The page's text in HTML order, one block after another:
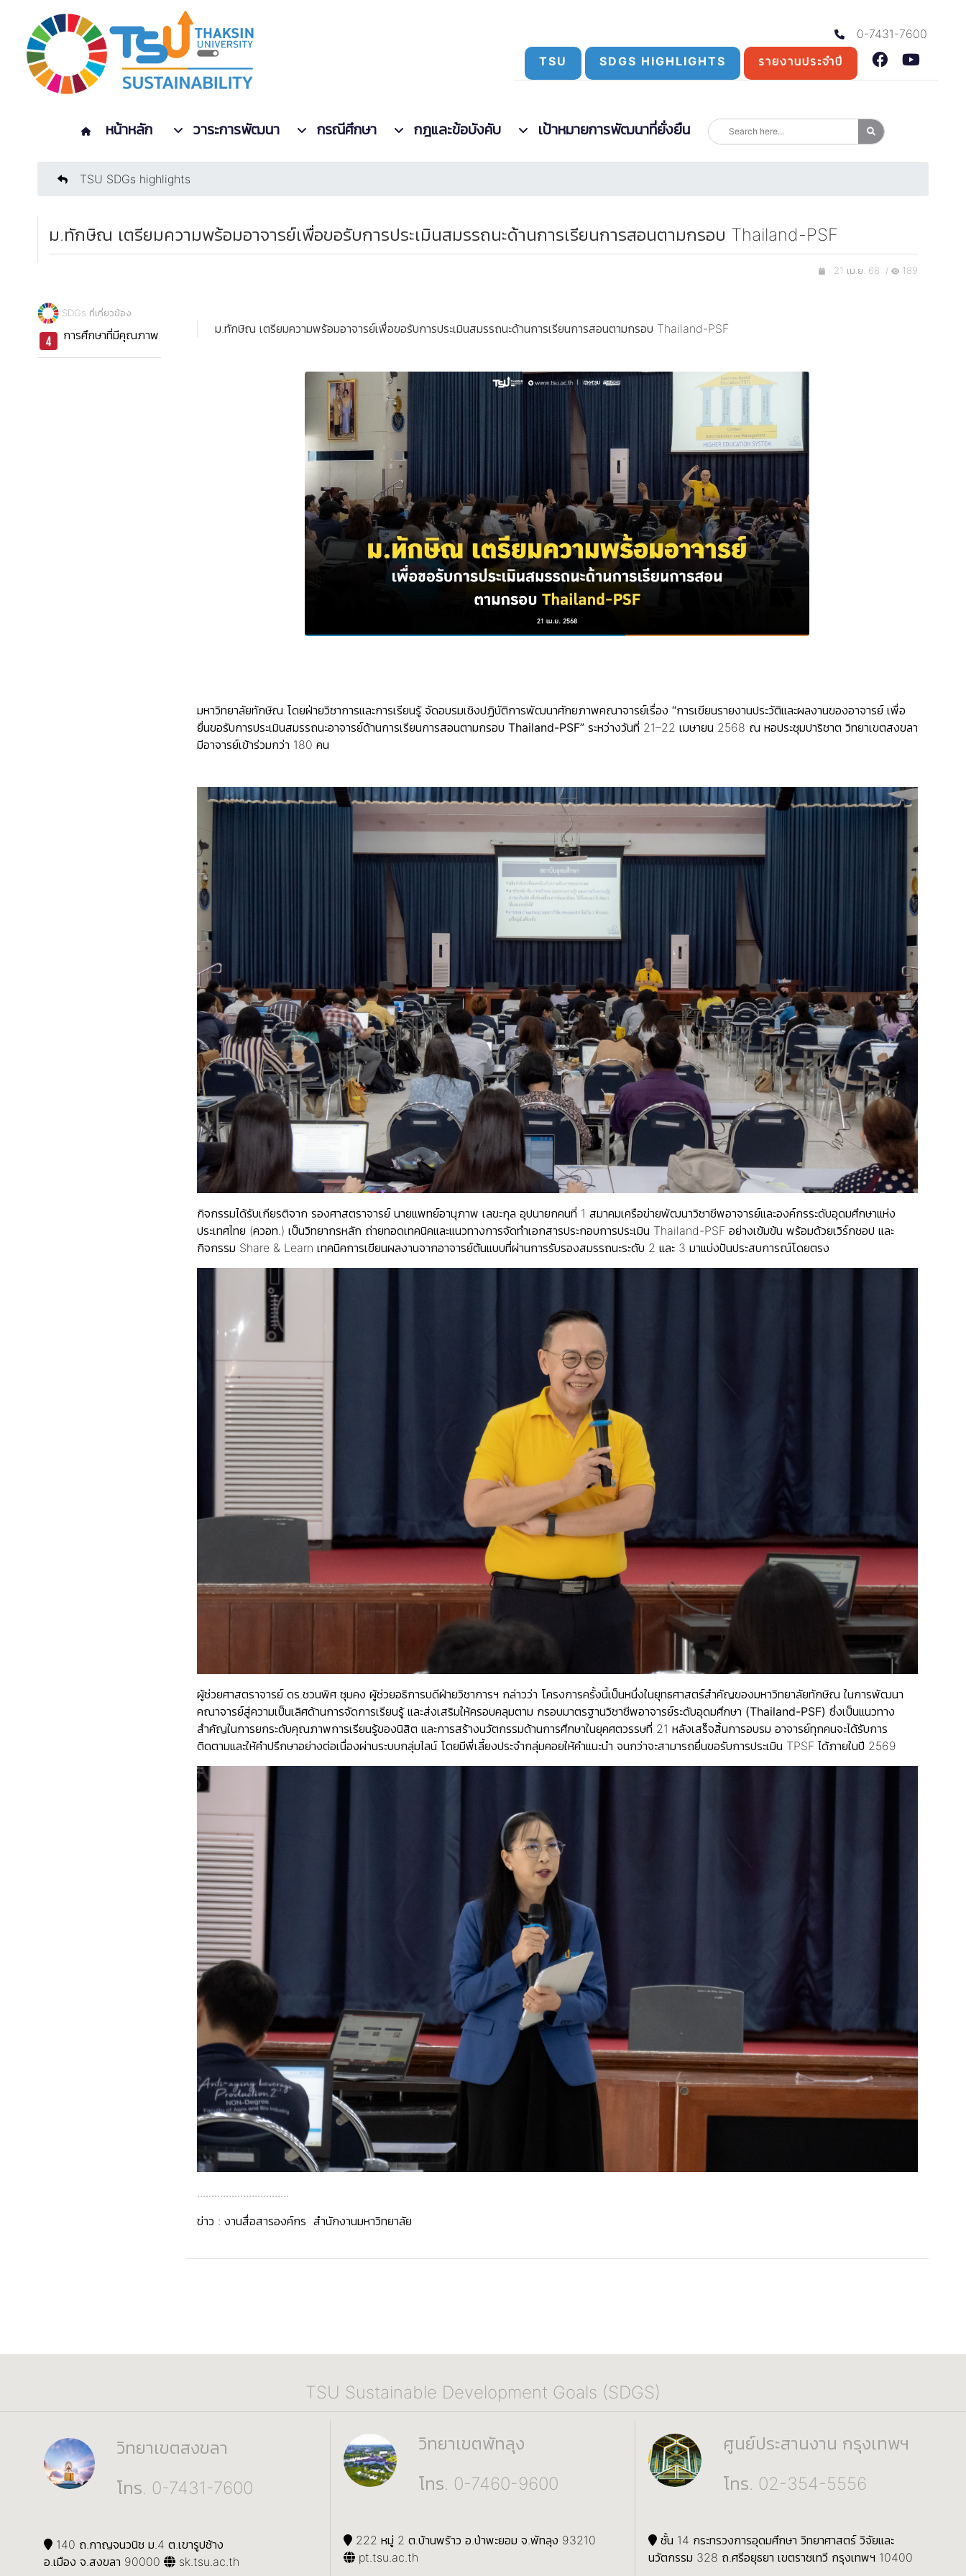
0-7431-7600
TSU
SDGS HIGHLIGHTS รายงานประจำปี
หน้าหลัก วาระการพัฒนา กรณีศึกษา กฎและข้อบังคับ เป้าหมายการพัฒนาที่ยั่งยืน
TSU SDGs highlights
ม.ทักษิณ เตรียมความพร้อมอาจารย์เพื่อขอรับการประเมินสมรรถนะด้านการเรียนการสอนตามกรอบ Thailand-PSF
21 เม.ย. 68 / 189
SDGs ที่เกี่ยวข้อง
การศึกษาที่มีคุณภาพ ม.ทักษิณ เตรียมความพร้อมอาจารย์เพื่อขอรับการประเมินสมรรถนะด้านการเรียนการสอนตามกรอบ Thailand-PSF
มหาวิทยาลัยทักษิณ โดยฝ่ายวิชาการและการเรียนรู้ จัดอบรมเชิงปฏิบัติการพัฒนาศักยภาพคณาจารย์เรื่อง “การเขียนรายงานประวัติและผลงานของอาจารย์ เพื่อ
ยื่นขอรับการประเมินสมรรถนะอาจารย์ด้านการเรียนการสอนตามกรอบ Thailand-PSF”ระหว่างวันที่ 21–22 เมษายน 2568 ณ หอประชุมปาริชาต วิทยาเขตสงขลา
มีอาจารย์เข้าร่วมกว่า 180 คน
กิจกรรมได้รับเกียรติจาก รองศาสตราจารย์ นายแพทย์อานุภาพ เลขะกุล อุปนายกคนที่ 1 สมาคมเครือข่ายพัฒนาวิชาชีพอาจารย์และองค์กรระดับอุดมศึกษาแห่ง
ประเทศไทย (ควอท.) เป็นวิทยากรหลัก ถ่ายทอดเทคนิคและแนวทางการจัดทำเอกสารประกอบการประเมิน Thailand-PSF อย่างเข้มข้น พร้อมด้วยเวิร์กชอป และ
กิจกรรม Share & Learn เทคนิคการเขียนผลงานจากอาจารย์ต้นแบบที่ผ่านการรับรองสมรรถนะระดับ 2 และ 3 มาแบ่งปันประสบการณ์โดยตรง
ผู้ช่วยศาสตราจารย์ ดร.ชวนพิศ ชุมคง ผู้ช่วยอธิการบดีฝ่ายวิชาการฯ กล่าวว่า โครงการครั้งนี้เป็นหนึ่งในยุทธศาสตร์สำคัญของมหาวิทยาลัยทักษิณ ในการพัฒนา
คณาจารย์สู่ความเป็นเลิศด้านการจัดการเรียนรู้ และส่งเสริมให้ครอบคลุมตาม กรอบมาตรฐานวิชาชีพอาจารย์ระดับอุดมศึกษา (Thailand-PSF) ซึ่งเป็นแนวทาง
สำคัญในการยกระดับคุณภาพการเรียนรู้ของนิสิต และการสร้างนวัตกรรมด้านการศึกษาในยุคศตวรรษที่ 21 หลังเสร็จสิ้นการอบรม อาจารย์ทุกคนจะได้รับการ
ติดตามและให้คำปรึกษาอย่างต่อเนื่องผ่านระบบกลุ่มไลน์ โดยมีพี่เลี้ยงประจำกลุ่มคอยให้คำแนะนำ จนกว่าจะสามารถยื่นขอรับการประเมิน TPSF ได้ภายในปี 2569
ข่าว : งานสื่อสารองค์กร สำนักงานมหาวิทยาลัย
TSU Sustainable Development Goals (SDGS)
วิทยาเขตสงขลา
โทร. 0-7431-7600
140 ถ.กาญจนวนิช ม.4 ต.เขารูปช้าง
อ.เมือง จ.สงขลา 90000
sk.tsu.ac.th
วิทยาเขตพัทลุง
โทร. 0-7460-9600
222 หมู่ 2 ต.บ้านพร้าว อ.ป่าพะยอม จ.พัทลุง 93210
pt.tsu.ac.th
ศูนย์ประสานงาน กรุงเทพฯ
โทร. 02-354-5556
ชั้น 14 กระทรวงการอุดมศึกษา วิทยาศาสตร์ วิจัยและ
นวัตกรรม 328 ถ.ศรีอยุธยา เขตราชเทวี กรุงเทพฯ 10400